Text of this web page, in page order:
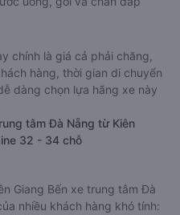
chính là giá cả phải chăng,
hàng, thời gian di chuyển
dàng chọn lựa hãng xe này
tâm Đà Nẵng từ Kiên
32 - 34 chỗ
Giang Bến xe trung tâm Đà
nhiều khách hàng khó tính: